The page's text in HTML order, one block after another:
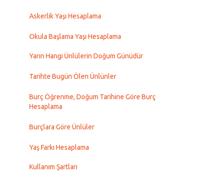
Askerlik Yaşı Hesaplama
Okula Başlama Yaşı Hesaplama
Yarın Hangi Ünlülerin Doğum Günüdür
Tarihte Bugün Ölen Ünlünler
Burç Öğrenme, Doğum Tarihine Göre Burç
Hesaplama
Burçlara Göre Ünlüler
Yaş Farkı Hesaplama
Kullanım Şartları